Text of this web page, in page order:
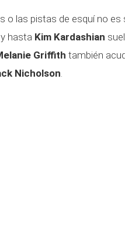
o las pistas de esquí no es
y hasta Kim Kardashian
Griffith también
Nicholson.